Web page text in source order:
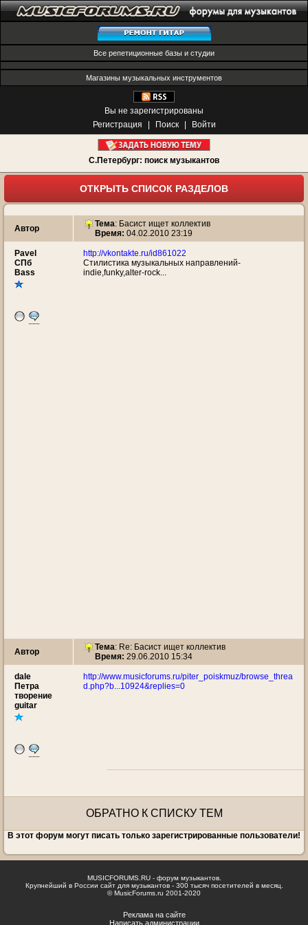
Все репетиционные базы и студии
Магазины музыкальных инструментов
Вы не зарегистрированы
Регистрация
Поиск Войти
С.Петербург: поиск музыкантов
ОТКРЫТЬ СПИСОК РАЗДЕЛОВ
Автор Тема: Басист ищет коллектив
Время: 04.02.2010 23:19
Pavel
СПб
Bass
http://vkontakte.ru/id861022
Стилистика музыкальных направлений-
indie,funky,alter-rock...
Автор Тема: Re: Басист ищет коллектив
Время: 29.06.2010 15:34
dale
Петра
творение
guitar
http://www.musicforums.ru/piter_poiskmuz/browse_threa
d.php?b...10924&replies=0
ОБРАТНО К СПИСКУ ТЕМ
В этот форум могут писать только зарегистрированные пользователи!
MUSICFORUMS.RU - форум музыкантов.
Крупнейший в России сайт для музыкантов - 300 тысяч посетителей в месяц.
© MusicForums.ru 2001-2020
Реклама на сайте
Написать администрации